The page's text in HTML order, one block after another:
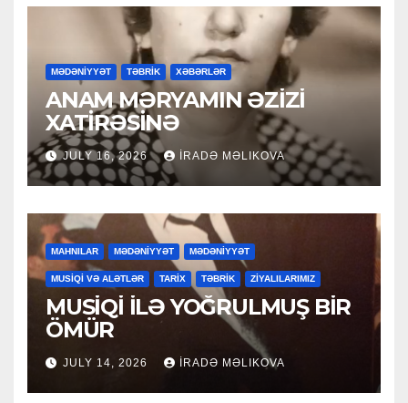
MƏDƏNİYYƏT TƏBRİK XƏBƏRLƏR
ANAM MƏRYAMIN ƏZİZİ
XATİRƏSİNƏ
JULY 16, 2026 İRADƏ MƏLIKOVA
MAHNILAR MƏDƏNİYYƏT MƏDƏNİYYƏT
MUSİQİ VƏ ALƏTLƏR TARİX TƏBRİK ZİYALILARIMIZ
MUSİQİ İLƏ YOĞRULMUŞ BİR
ÖMÜR
JULY 14, 2026 İRADƏ MƏLIKOVA